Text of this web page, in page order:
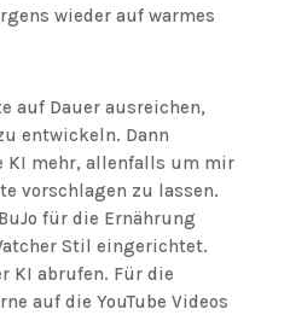
wieder auf warmes
auf Dauer ausreichen,
entwickeln. Dann
KI mehr, allenfalls um mir
vorschlagen zu lassen.
für die Ernährung
Stil eingerichtet.
KI abrufen. Für die
auf die YouTube Videos